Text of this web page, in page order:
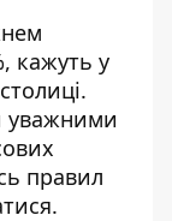
кажуть у
уважними
правил